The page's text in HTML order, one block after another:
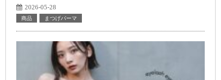
2026-05-28
商品 まつげパーマ